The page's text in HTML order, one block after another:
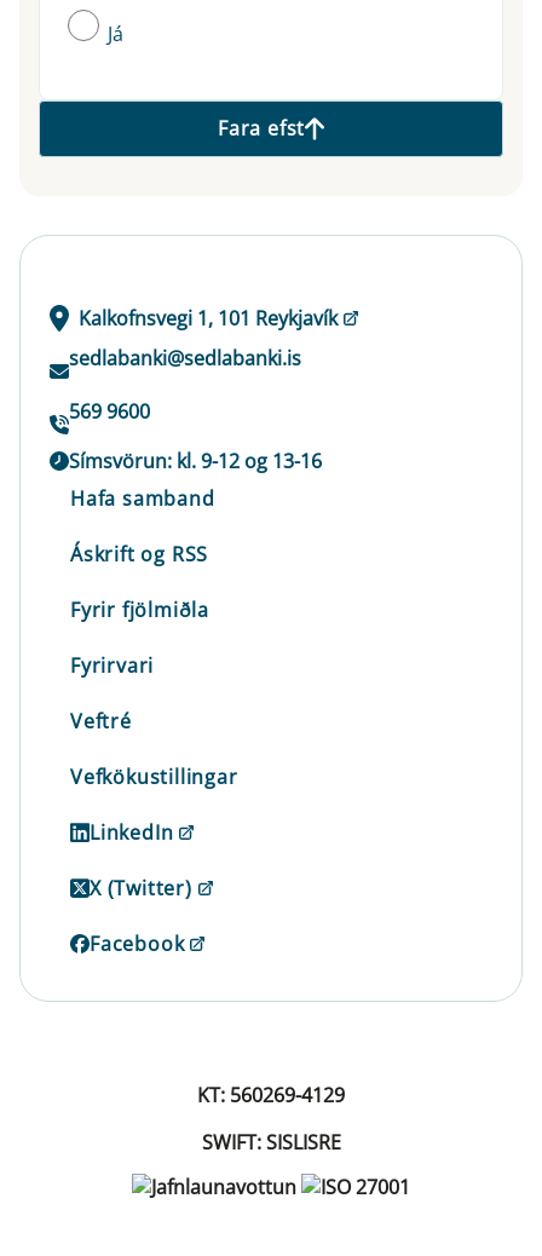
Já
Fara efst
Kalkofnsvegi 1, 101 Reykjavík
sedlabanki@sedlabanki.is
569 9600
Símsvörun: kl. 9-12 og 13-16
Hafa samband
Áskrift og RSS
Fyrir fjölmiðla
Fyrirvari
Veftré
Vefkökustillingar
LinkedIn
X (Twitter)
Facebook
KT: 560269-4129
SWIFT: SISLISRE